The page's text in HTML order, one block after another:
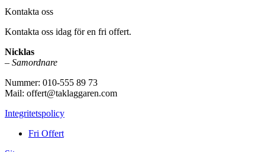
Kontakta oss
Kontakta oss idag för en fri offert.
Nicklas
– Samordnare
Nummer: 010-555 89 73
Mail: offert@taklaggaren.com
Integritetspolicy
Fri Offert